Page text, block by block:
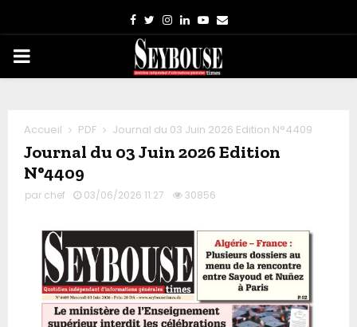
Facebook
TwitterInstagram
LinkedinYoutube
Email
PRIMARY
Accueil PDF Journal du 03 Juin 2026 Edition N°4409
Journal du 03 Juin 2026 Edition
N°4409
par chef 03/06/2026 11:27 30856